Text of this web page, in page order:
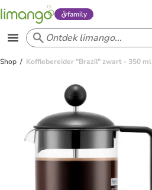
family
Shop Koffiebereider "Brazil" zwart - 350 ml